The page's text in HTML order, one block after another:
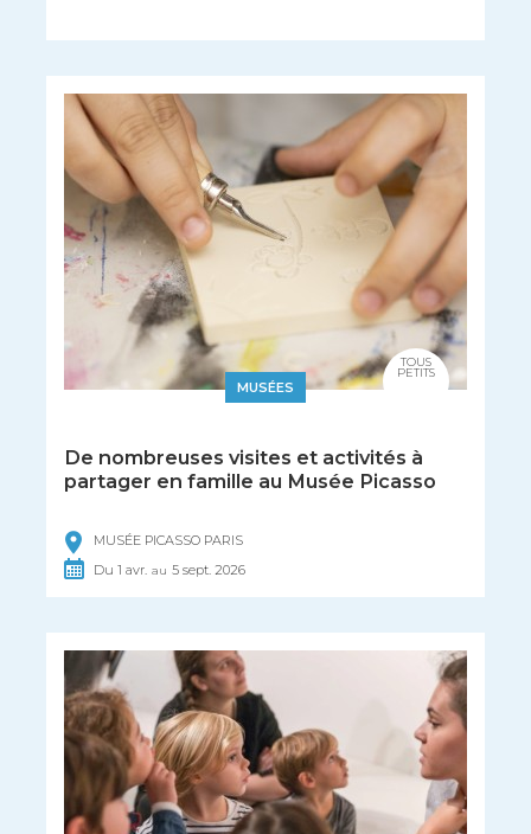
MUSÉES
De nombreuses visites et activités à
partager en famille au Musée Picasso
MUSÉE PICASSO PARIS
Du1avr. au 5sept. 2026
TOUS
PETITS